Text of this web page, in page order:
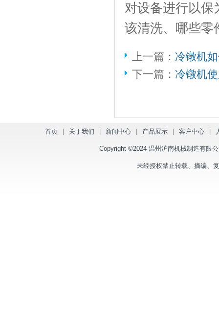
对设备进行以保
该清洗、哪些零
上一篇： 冷镦机
下一篇： 冷镦机
首页 关于我们 新闻中心 产品展示 客户中心
Copyright ©2024 温州沪南机械制造有限
未经授权禁止转载、摘编、